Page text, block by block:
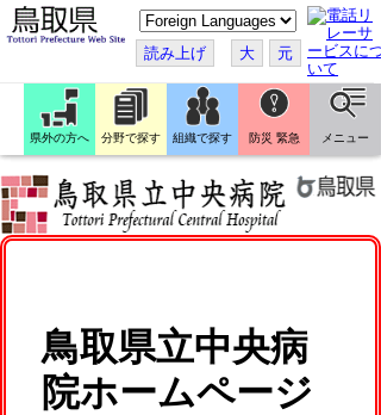
こ
の
ペ
ー
ジ
翻
訳
す
読み上げ 大 元
県外の方へ 分野で探す 組織で探す 防災 緊急 メニュー
鳥取県立中央病
院ホームページ